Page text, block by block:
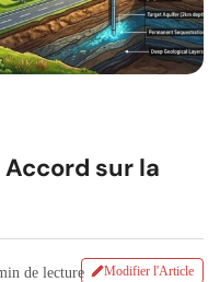
Accord sur la
de lecture Modifier l'Article